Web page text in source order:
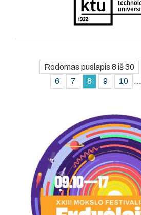
Rodomas puslapis 8 iš 30
6
7 8 9 10 ...